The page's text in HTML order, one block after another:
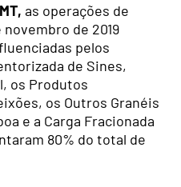
as operações de
de 2019
pelos
de Sines,
os Produtos
os Outros Granéis
e a Carga Fracionada
80% do total de